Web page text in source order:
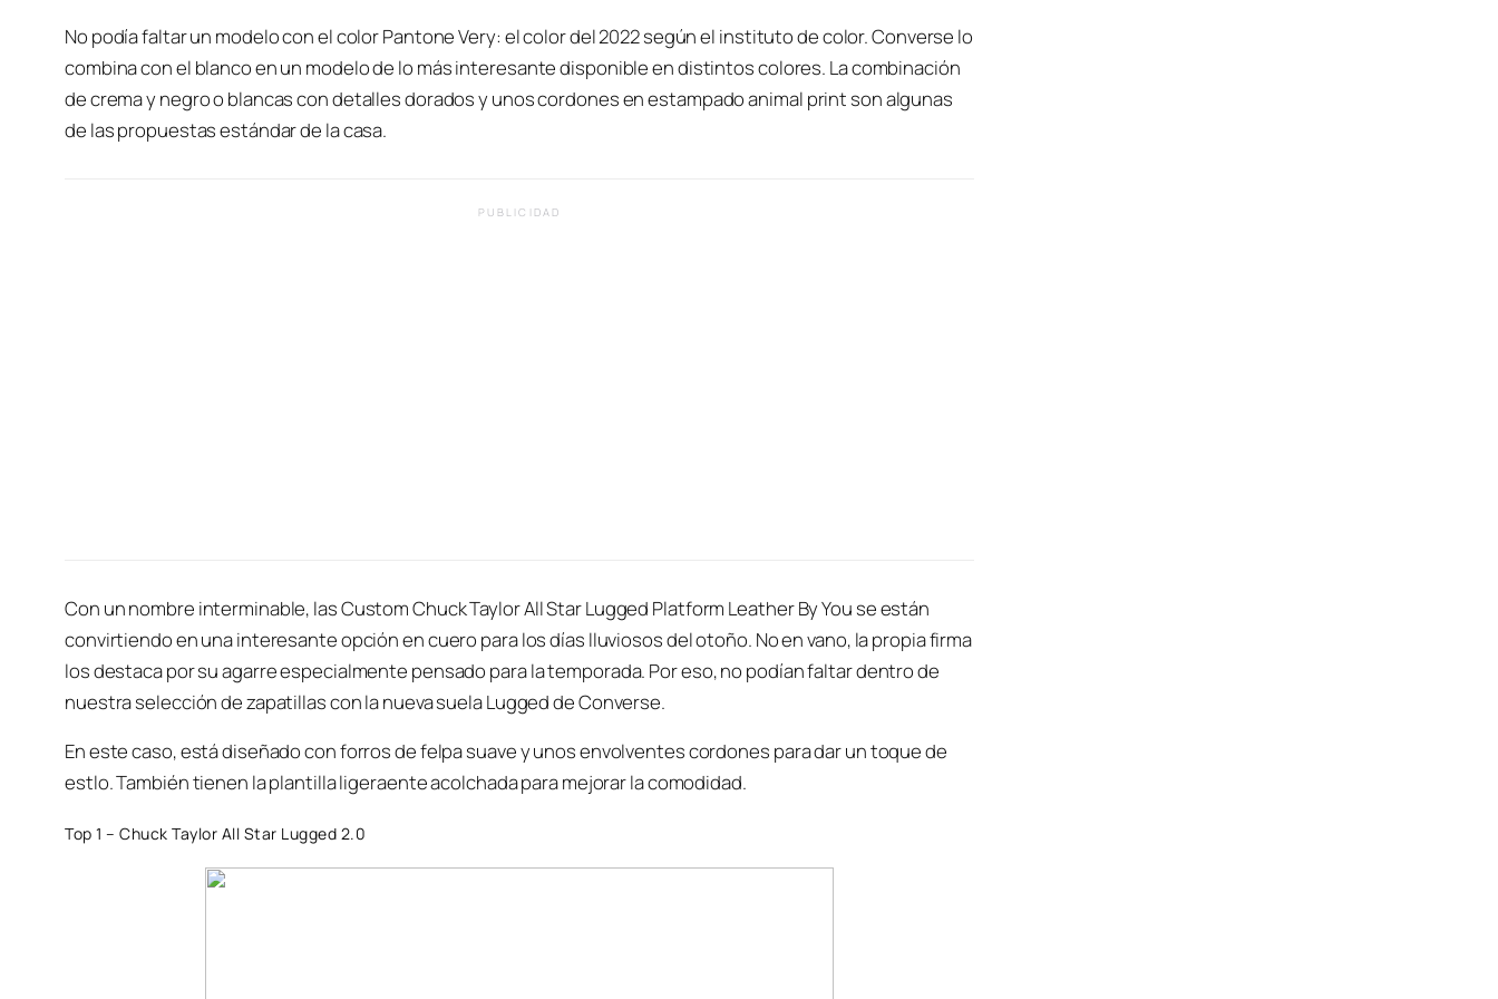
No podía faltar un modelo con el color Pantone Very: el color del 2022 según el instituto de color. Converse lo
combina con el blanco en un modelo de lo más interesante disponible en distintos colores. La combinación
de crema y negro o blancas con detalles dorados y unos cordones en estampado animal print son algunas
de las propuestas estándar de la casa.
PUBLICIDAD
Con un nombre interminable, las Custom Chuck Taylor All Star Lugged Platform Leather By You se están
convirtiendo en una interesante opción en cuero para los días lluviosos del otoño. No en vano, la propia firma
los destaca por su agarre especialmente pensado para la temporada. Por eso, no podían faltar dentro de
nuestra selección de zapatillas con la nueva suela Lugged de Converse.
En este caso, está diseñado con forros de felpa suave y unos envolventes cordones para dar un toque de
estlo. También tienen la plantilla ligeraente acolchada para mejorar la comodidad.
Top 1 – Chuck Taylor All Star Lugged 2.0